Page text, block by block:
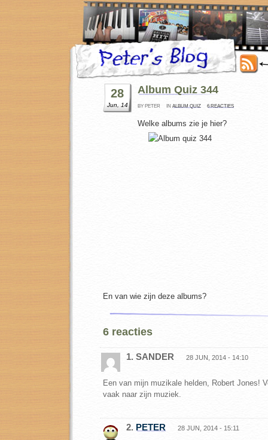
28
Jun, 14
Album Quiz 344
BY PETER IN ALBUM QUIZ 6 REACTIES
Welke albums zie je hier?
En van wie zijn deze albums?
6 reacties
1. SANDER 28 JUN, 2014 - 14:10
Een van mijn muzikale helden, Robert Jones!
vaak naar zijn muziek.
2. PETER 28 JUN, 2014 - 15:11